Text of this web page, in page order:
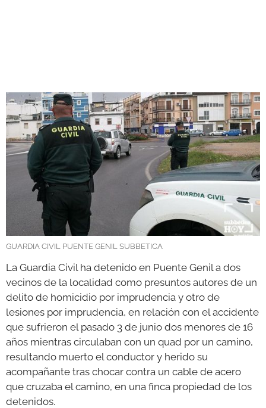
GUARDIA CIVIL PUENTE GENIL SUBBETICA
La Guardia Civil ha detenido en Puente Genil a dos
vecinos de la localidad como presuntos autores de un
delito de homicidio por imprudencia y otro de
lesiones por imprudencia, en relación con el accidente
que sufrieron el pasado 3 de junio dos menores de 16
años mientras circulaban con un quad por un camino,
resultando muerto el conductor y herido su
acompañante tras chocar contra un cable de acero
que cruzaba el camino, en una finca propiedad de los
detenidos.